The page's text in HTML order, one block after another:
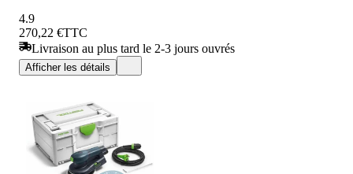
4.9
270,22 €TTC
Livraison au plus tard le 2-3 jours ouvrés
Afficher les détails